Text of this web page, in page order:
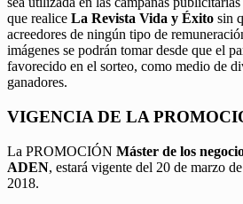
que realice La Revista Vida y Éxito sin
acreedores de ningún tipo de
imágenes se podrán tomar desde que el
favorecido en el sorteo, como medio de
ganadores.
VIGENCIA DE LA
La PROMOCIÓN Máster de los
ADEN, estará vigente del 20 de marzo
2018.